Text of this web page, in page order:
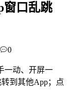
窗口乱跳
0
一动、开屏一
到其他App；点